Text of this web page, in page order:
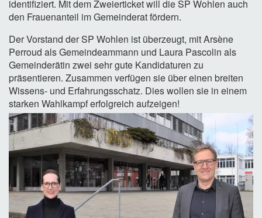
identifiziert. Mit dem Zweierticket will die SP Wohlen auch
den Frauenanteil im Gemeinderat fördern.
Der Vorstand der SP Wohlen ist überzeugt, mit Arsène
Perroud als Gemeindeammann und Laura Pascolin als
Gemeinderätin zwei sehr gute Kandidaturen zu
präsentieren. Zusammen verfügen sie über einen breiten
Wissens- und Erfahrungsschatz. Dies wollen sie in einem
starken Wahlkampf erfolgreich aufzeigen!